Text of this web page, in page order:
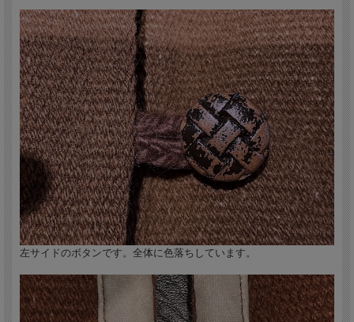
左サイドのボタンです。全体に色落ちしています。